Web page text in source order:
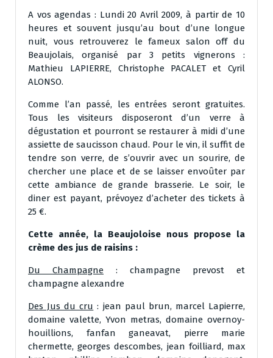
A vos agendas : Lundi 20 Avril 2009, à partir de 10
heures et souvent jusqu’au bout d’une longue
nuit, vous retrouverez le fameux salon off du
Beaujolais, organisé par 3 petits vignerons :
Mathieu LAPIERRE, Christophe PACALET et Cyril
ALONSO.
Comme l’an passé, les entrées seront gratuites.
Tous les visiteurs disposeront d’un verre à
dégustation et pourront se restaurer à midi d’une
assiette de saucisson chaud. Pour le vin, il suffit de
tendre son verre, de s’ouvrir avec un sourire, de
chercher une place et de se laisser envoûter par
cette ambiance de grande brasserie. Le soir, le
diner est payant, prévoyez d’acheter des tickets à
25 €.
Cette année, la Beaujoloise nous propose la
crème des jus de raisins :
Du Champagne : champagne prevost et
champagne alexandre
Des Jus du cru : jean paul brun, marcel Lapierre,
domaine valette, Yvon metras, domaine overnoy-
houillions, fanfan ganeavat, pierre marie
chermette, georges descombes, jean foilliard, max